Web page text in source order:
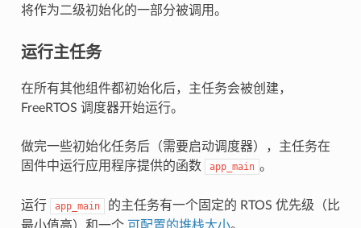
将作为二级初始化的一部分被调用。
运行主任务
在所有其他组件都初始化后，主任务会被创建，
FreeRTOS 调度器开始运行。
做完一些初始化任务后（需要启动调度器），主任务在
固件中运行应用程序提供的函数
app_main 。
运行 app_main
的主任务有一个固定的 RTOS 优先级（比
最小值高）和一个 可配置的堆栈大小。